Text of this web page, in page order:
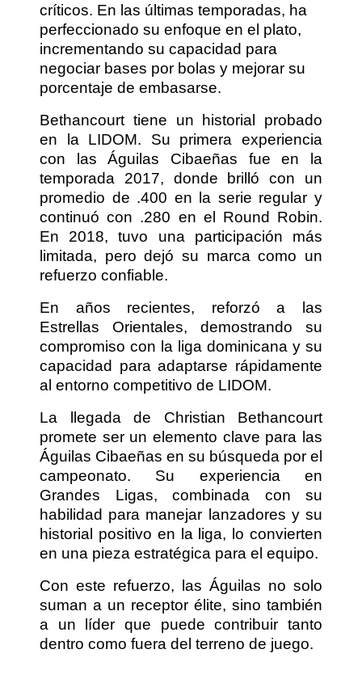
críticos. En las últimas temporadas, ha
perfeccionado su enfoque en el plato,
incrementando su capacidad para
negociar bases por bolas y mejorar su
porcentaje de embasarse.
Bethancourt tiene un historial probado
en la LIDOM. Su primera experiencia
con las Águilas Cibaeñas fue en la
temporada 2017, donde brilló con un
promedio de .400 en la serie regular y
continuó con .280 en el Round Robin.
En 2018, tuvo una participación más
limitada, pero dejó su marca como un
refuerzo confiable.
En años recientes, reforzó a las
Estrellas Orientales, demostrando su
compromiso con la liga dominicana y su
capacidad para adaptarse rápidamente
al entorno competitivo de LIDOM.
La llegada de Christian Bethancourt
promete ser un elemento clave para las
Águilas Cibaeñas en su búsqueda por el
campeonato. Su experiencia en
Grandes Ligas, combinada con su
habilidad para manejar lanzadores y su
historial positivo en la liga, lo convierten
en una pieza estratégica para el equipo.
Con este refuerzo, las Águilas no solo
suman a un receptor élite, sino también
a un líder que puede contribuir tanto
dentro como fuera del terreno de juego.